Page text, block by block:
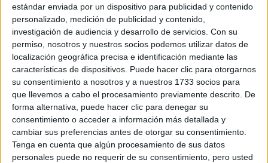
estándar enviada por un dispositivo para publicidad y contenido
personalizado, medición de publicidad y contenido,
investigación de audiencia y desarrollo de servicios. Con su
permiso, nosotros y nuestros socios podemos utilizar datos de
localización geográfica precisa e identificación mediante las
características de dispositivos. Puede hacer clic para otorgarnos
su consentimiento a nosotros y a nuestros 1733 socios para
que llevemos a cabo el procesamiento previamente descrito. De
forma alternativa, puede hacer clic para denegar su
consentimiento o acceder a información más detallada y
cambiar sus preferencias antes de otorgar su consentimiento.
Tenga en cuenta que algún procesamiento de sus datos
personales puede no requerir de su consentimiento, pero usted
las decisiones tomadas.
GALERÍA DE IMÁGENES